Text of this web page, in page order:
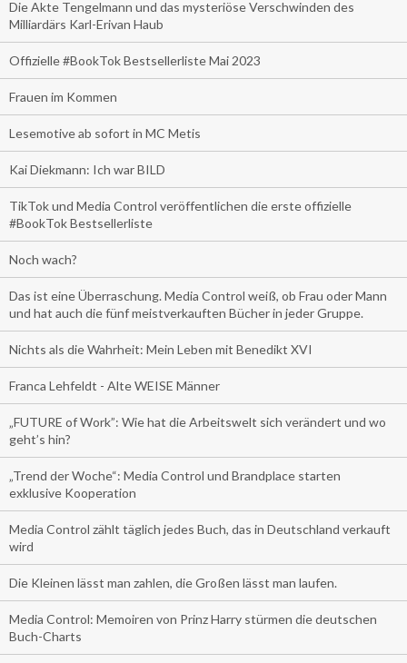
Die Akte Tengelmann und das mysteriöse Verschwinden des
Milliardärs Karl-Erivan Haub
Offizielle #BookTok Bestsellerliste Mai 2023
Frauen im Kommen
Lesemotive ab sofort in MC Metis
Kai Diekmann: Ich war BILD
TikTok und Media Control veröffentlichen die erste offizielle
#BookTok Bestsellerliste
Noch wach?
Das ist eine Überraschung. Media Control weiß, ob Frau oder Mann
und hat auch die fünf meistverkauften Bücher in jeder Gruppe.
Nichts als die Wahrheit: Mein Leben mit Benedikt XVI
Franca Lehfeldt - Alte WEISE Männer
„FUTURE of Work”: Wie hat die Arbeitswelt sich verändert und wo
geht’s hin?
„Trend der Woche“: Media Control und Brandplace starten
exklusive Kooperation
Media Control zählt täglich jedes Buch, das in Deutschland verkauft
wird
Die Kleinen lässt man zahlen, die Großen lässt man laufen.
Media Control: Memoiren von Prinz Harry stürmen die deutschen
Buch-Charts